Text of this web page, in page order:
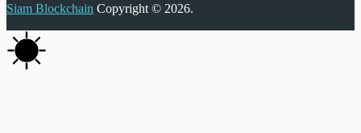
Siam Blockchain Copyright © 2026.